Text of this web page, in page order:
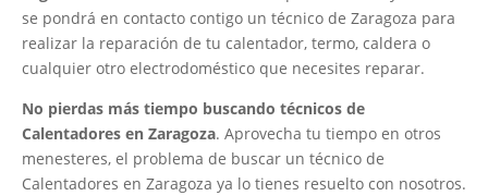
se pondrá en contacto contigo un técnico de Zaragoza para
realizar la reparación de tu calentador, termo, caldera o
cualquier otro electrodoméstico que necesites reparar.
No pierdas más tiempo buscando técnicos de
Calentadores en Zaragoza. Aprovecha tu tiempo en otros
menesteres, el problema de buscar un técnico de
Calentadores en Zaragoza ya lo tienes resuelto con nosotros.